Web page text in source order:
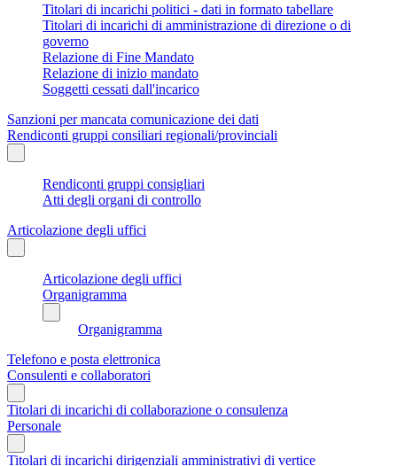
Titolari di incarichi politici - dati in formato tabellare
Titolari di incarichi di amministrazione di direzione o di
governo
Relazione di Fine Mandato
Relazione di inizio mandato
Soggetti cessati dall'incarico
Sanzioni per mancata comunicazione dei dati
Rendiconti gruppi consiliari regionali/provinciali
Rendiconti gruppi consigliari
Atti degli organi di controllo
Articolazione degli uffici
Articolazione degli uffici
Organigramma
Organigramma
Telefono e posta elettronica
Consulenti e collaboratori
Titolari di incarichi di collaborazione o consulenza
Personale
Titolari di incarichi dirigenziali amministrativi di vertice